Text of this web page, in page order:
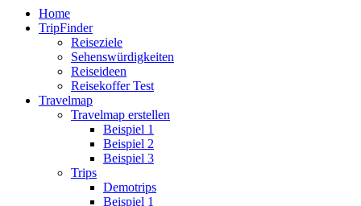
Home
TripFinder
Reiseziele
Sehenswürdigkeiten
Reiseideen
Reisekoffer Test
Travelmap
Travelmap erstellen
Beispiel 1
Beispiel 2
Beispiel 3
Trips
Demotrips
Beispiel 1